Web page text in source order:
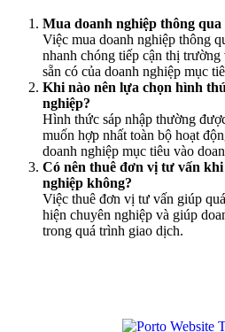
Mua doanh nghiệp thông qua
Việc mua doanh nghiệp thông
nhanh chóng tiếp cận thị
sẵn có của doanh nghiệp mục
Khi nào nên lựa chọn hình
nghiệp?
Hình thức sáp nhập thường
muốn hợp nhất toàn bộ hoạt
doanh nghiệp mục tiêu vào
Có nên thuê đơn vị tư vấn
nghiệp không?
Việc thuê đơn vị tư vấn giúp
hiện chuyên nghiệp và giúp
trong quá trình giao dịch.